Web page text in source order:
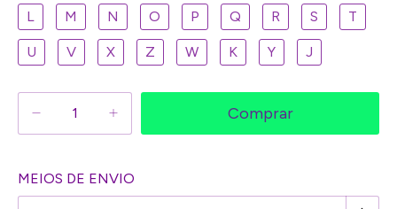
L M N O P Q R S T
U V X Z W K Y J
Entregas para o CEP:
MEIOS DE ENVIO